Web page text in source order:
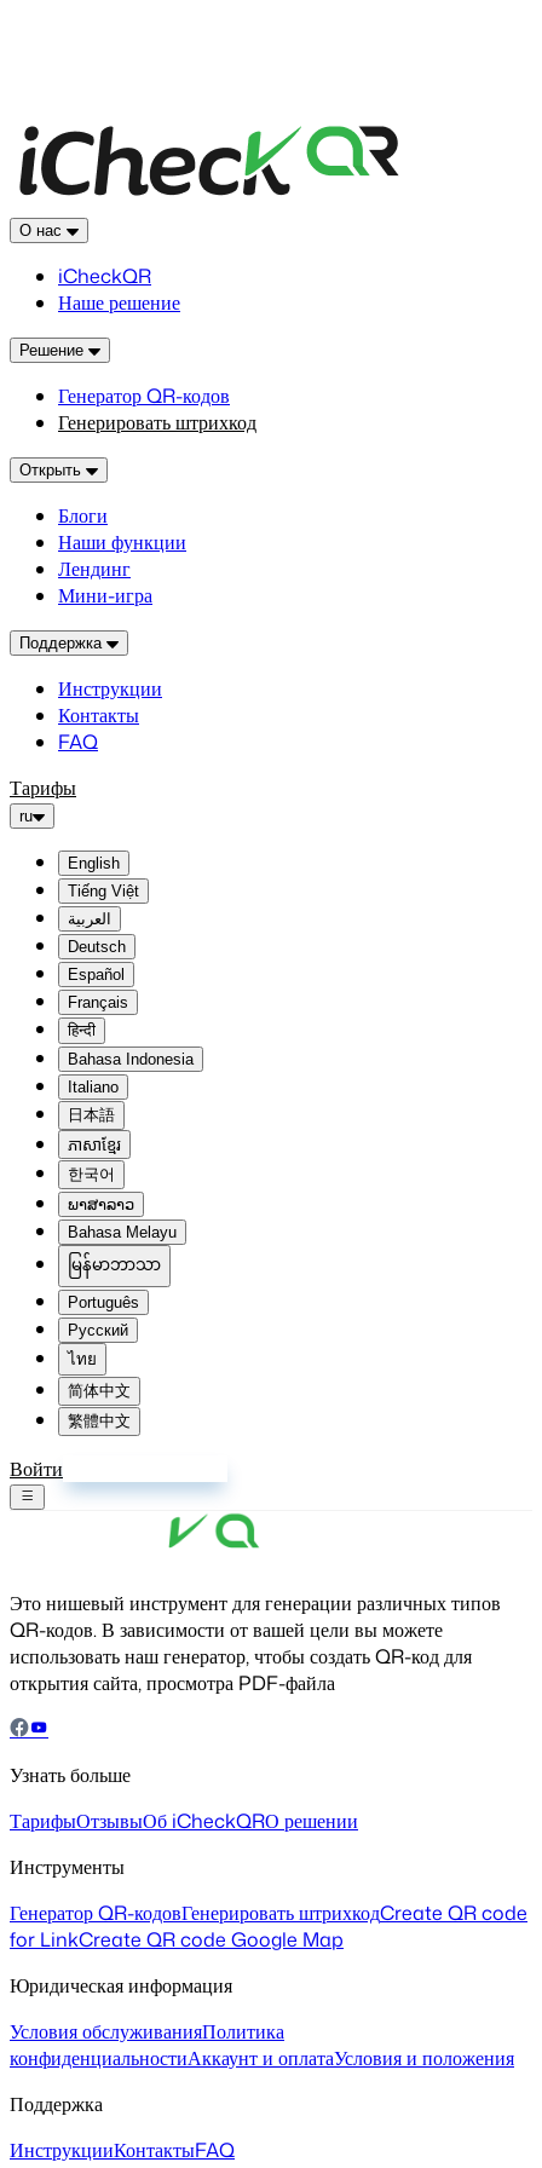
О нас
iCheckQR
Наше решение
Решение
Генератор QR-кодов
Генерировать штрихкод
Открыть
Блоги
Наши функции
Лендинг
Мини-игра
Поддержка
Инструкции
Контакты
FAQ
Тарифы
ru
English
Tiếng Việt
العربية
Deutsch
Español
Français
हिन्दी
Bahasa Indonesia
Italiano
日本語
ភាសាខ្មែរ
한국어
ພາສາລາວ
Bahasa Melayu
မြန်မာဘာသာ
Português
Русский
ไทย
简体中文
繁體中文
Войти
Это нишевый инструмент для генерации различных типов
QR-кодов. В зависимости от вашей цели вы можете
использовать наш генератор, чтобы создать QR-код для
открытия сайта, просмотра PDF-файла
Узнать больше
ТарифыОтзывыОб iCheckQRО решении
Инструменты
Генератор QR-кодовГенерировать штрихкодCreate QR code
for LinkCreate QR code Google Map
Юридическая информация
Условия обслуживанияПолитика
конфиденциальностиАккаунт и оплатаУсловия и положения
Поддержка
ИнструкцииКонтактыFAQ